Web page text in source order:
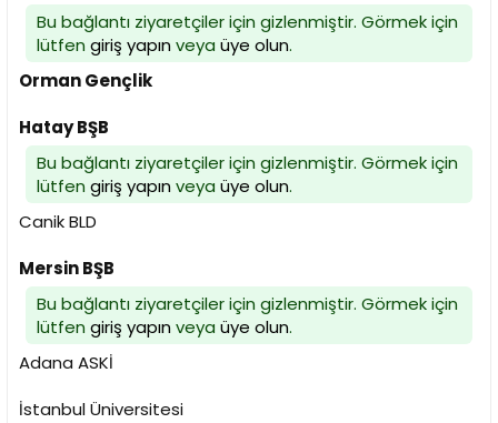
Bu bağlantı ziyaretçiler için gizlenmiştir. Görmek için
lütfen giriş yapınveya üye olun.
Orman Gençlik
Hatay BŞB
Bu bağlantı ziyaretçiler için gizlenmiştir. Görmek için
lütfen giriş yapınveya üye olun.
Canik BLD
Mersin BŞB
Bu bağlantı ziyaretçiler için gizlenmiştir. Görmek için
lütfen giriş yapınveya üye olun.
Adana ASKİ
İstanbul Üniversitesi